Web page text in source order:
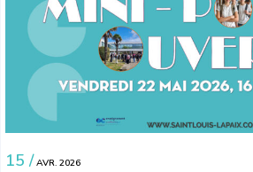
15 / AVR. 2026